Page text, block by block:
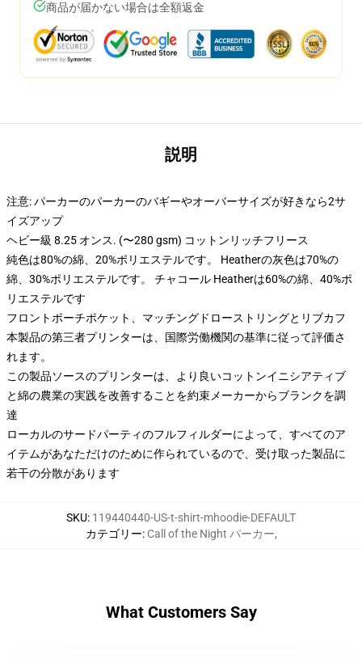
商品が届かない場合は全額返金
説明
注意: パーカーのパーカーのバギーやオーバーサイズが好きなら2サ
イズアップ
ヘビー級 8.25 オンス. (〜280 gsm) コットンリッチフリース
純色は80%の綿、20%ポリエステルです。 Heatherの灰色は70%の
綿、30%ポリエステルです。 チャコール Heatherは60%の綿、40%ポ
リエステルです
フロントポーチポケット、マッチングドローストリングとリブカフ
本製品の第三者プリンターは、国際労働機関の基準に従って評価さ
れます。
この製品ソースのプリンターは、より良いコットンイニシアティブ
と綿の農業の実践を改善することを約束メーカーからブランクを調
達
ローカルのサードパーティのフルフィルダーによって、すべてのア
イテムがあなただけのために作られているので、受け取った製品に
若干の分散があります
SKU: 119440440-US-t-shirt-mhoodie-DEFAULT
カテゴリー: Call of the Night パーカー,
What Customers Say